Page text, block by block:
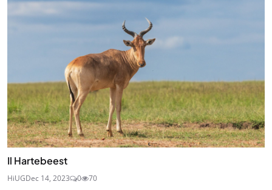
Il Hartebeest
HiUGDec 14, 2023 0 70